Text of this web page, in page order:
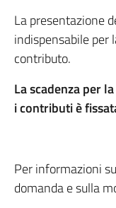
La presentazione
indispensabile per
contributo.
La scadenza per
i contributi è
Per informazioni
domanda e sulla